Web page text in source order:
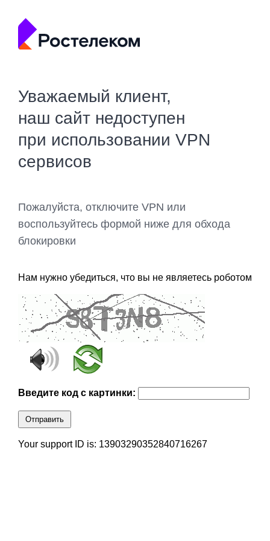
Уважаемый клиент,
наш сайт недоступен
при использовании VPN
сервисов
Пожалуйста, отключите VPN или
воспользуйтесь формой ниже для обхода
блокировки
Нам нужно убедиться, что вы не являетесь роботом
Введите код с картинки:
Отправить
Your support ID is: 13903290352840716267